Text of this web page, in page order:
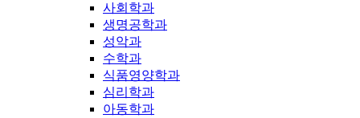
사회학과
생명공학과
성악과
수학과
식품영양학과
심리학과
아동학과